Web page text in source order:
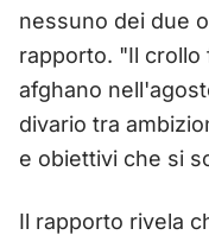
nessuno dei due
rapporto. "Il
afghano
divario tra
e obiettivi che si
Il rapporto rivela